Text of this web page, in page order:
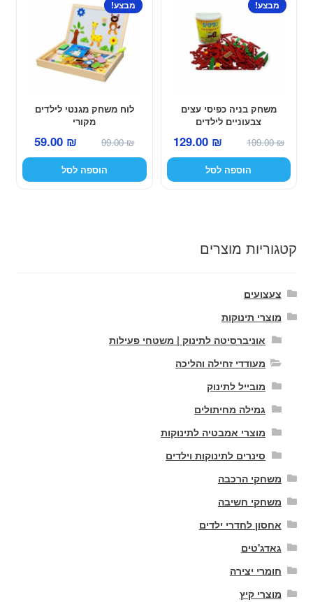
משחק בניה כפיסי עצים
צבעוניים לילדים
מבצע!
199.00₪
המחיר
המקורי
היה:
129.00 ₪
הנוכחי
הוא:
הוספה לסל
לוח משחק מגנטי לילדים
מקורי
מבצע!
99.00₪
המחיר
המקורי
היה:
59.00 ₪
המחיר
הנוכחי
הוא:
הוספה לסל
קטגוריות מוצרים
צעצועים
מוצרי תינוקות
אוניברסיטה לתינוק | משטחי פעילות
מעודדי זחילה והליכה
מובייל לתינוק
גמילה מחיתולים
מוצרי אמבטיה לתינוקות
סינרים לתינוקות וילדים
משחקי הרכבה
משחקי חשיבה
אחסון לחדרי ילדים
גאדג'טים
חומרי יצירה
מוצרי קיץ